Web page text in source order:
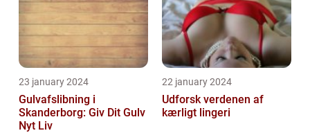
23 january 2024
Gulvafslibning i
Skanderborg: Giv Dit Gulv
Nyt Liv
22 january 2024
Udforsk verdenen af
kærligt lingeri